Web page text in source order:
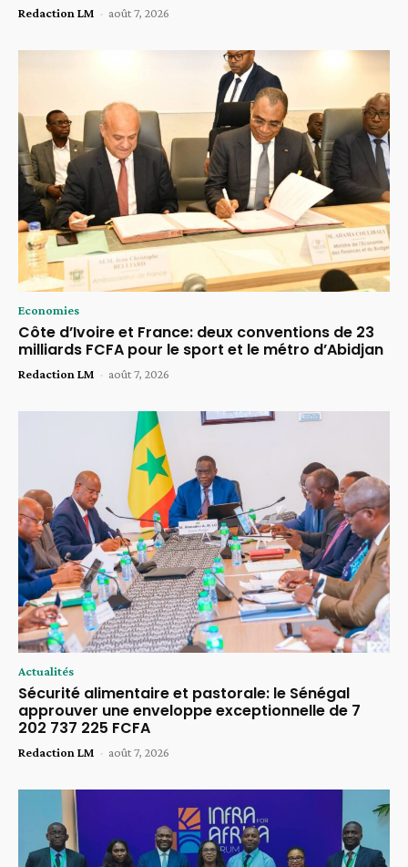
Redaction LM - août 7, 2026
Economies
Côte d’Ivoire et France: deux conventions de 23
milliards FCFA pour le sport et le métro d’Abidjan
Redaction LM - août 7, 2026
Actualités
Sécurité alimentaire et pastorale: le Sénégal
approuver une enveloppe exceptionnelle de 7
202 737 225 FCFA
Redaction LM - août 7, 2026